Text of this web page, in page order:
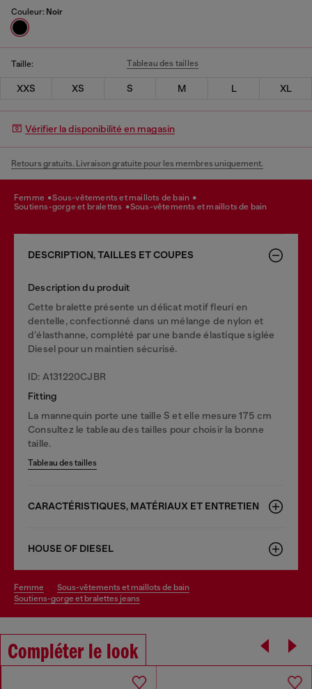
Couleur: Noir
Taille: Tableau des tailles
XXS XS S M L XL
Vérifier la disponibilité en magasin
Retours gratuits. Livraison gratuite pour les membres uniquement.
femme
sous-vêtements et maillots de bain
soutiens-gorge et bralettes
sous-vêtements et maillots de bain
DESCRIPTION, TAILLES ET COUPES
Description du produit
Cette bralette présente un délicat motif fleuri en
dentelle, confectionné dans un mélange de nylon et
d’élasthanne, complété par une bande élastique siglée
Diesel pour un maintien sécurisé.
ID: A131220CJBR
Fitting
La mannequin porte une taille S et elle mesure 175 cm
Consultez le tableau des tailles pour choisir la bonne
taille.
Tableau des tailles
CARACTÉRISTIQUES, MATÉRIAUX ET ENTRETIEN
HOUSE OF DIESEL
femme
sous-vêtements et maillots de bain
soutiens-gorge et bralettes jeans
Compléter le look